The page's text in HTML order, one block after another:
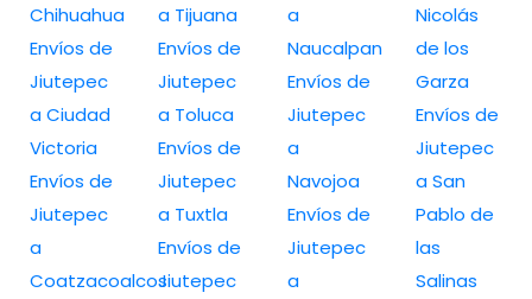
Chihuahua
Envíos de
Jiutepec
a Ciudad
Victoria
Envíos de
Jiutepec
a
Coatzacoalcos
a Tijuana
Envíos de
Jiutepec
a Toluca
Envíos de
Jiutepec
a Tuxtla
Envíos de
Jiutepec
a
Naucalpan
Envíos de
Jiutepec
a
Navojoa
Envíos de
Jiutepec
a
Nicolás
de los
Garza
Envíos de
Jiutepec
a San
Pablo de
las
Salinas